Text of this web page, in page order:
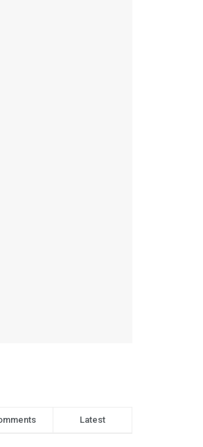
Latest